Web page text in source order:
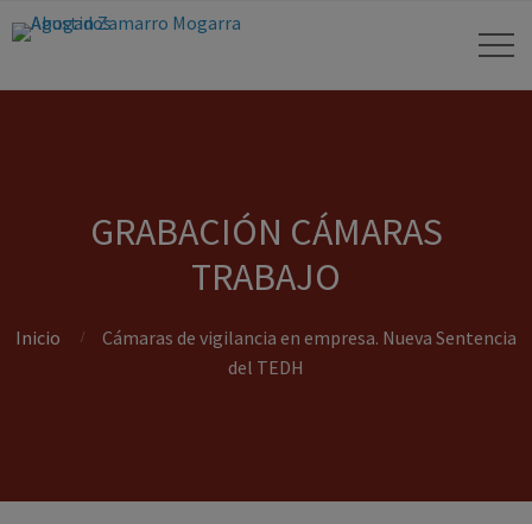
GRABACIÓN CÁMARAS
TRABAJO
Inicio
Cámaras de vigilancia en empresa. Nueva Sentencia
del TEDH